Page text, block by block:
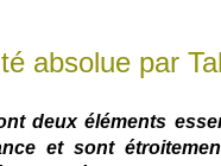
absolue par
deux éléments
et sont